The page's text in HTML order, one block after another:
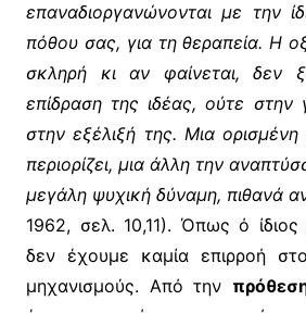
επαναδιοργανώνονται με την
πόθου σας, για τη θεραπεία. Η
σκληρή κι αν φαίνεται, δεν
επίδραση της ιδέας, ούτε στην
στην εξέλιξή της. Μια
περιορίζει, μια άλλη την
μεγάλη ψυχική δύναμη, πιθανά
1962, σελ. 10,11). Όπως ό ίδιος
δεν έχουμε καμία επιρροή
μηχανισμούς. Από την